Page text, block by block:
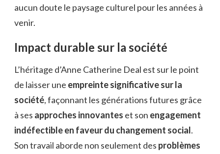
aucun doute le paysage culturel pour les années à
venir.
Impact durable sur la société
L’héritage d’Anne Catherine Deal est sur le point
de laisser une empreinte significative sur la
société, façonnant les générations futures grâce
à ses approches innovantes et son engagement
indéfectible en faveur du changement social.
Son travail aborde non seulement des problèmes